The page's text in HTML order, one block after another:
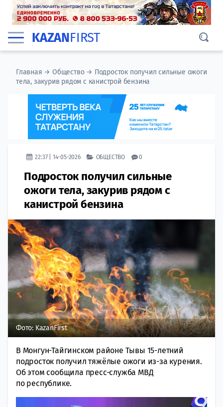
KAZANFIRST
Главная →Общество→ Подросток получил сильные ожоги
тела, закурив рядом с канистрой бензина
22:37 | 14-05-2026 ОБЩЕСТВО 0
Подросток получил сильные
ожоги тела, закурив рядом с
канистрой бензина
Фото: KazanFirst
В Монгун-Тайгинском районе Тывы 15-летний
подросток получил тяжёлые ожоги из-за курения.
Об этом сообщила пресс-служба МВД
по республике.